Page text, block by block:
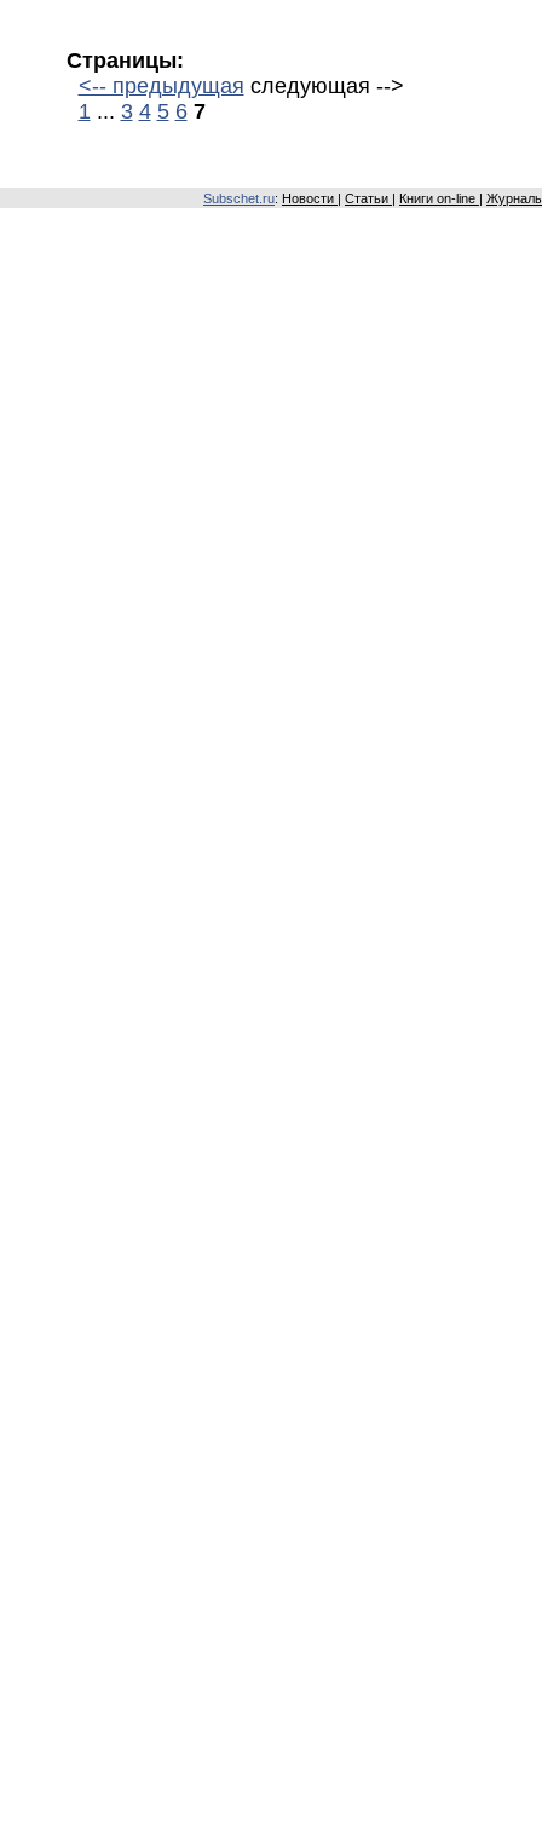
Страницы:
<-- предыдущая следующая -->
1... 3 4 5 6 7
Subschet.ru: Новости Статьи Книги on-line